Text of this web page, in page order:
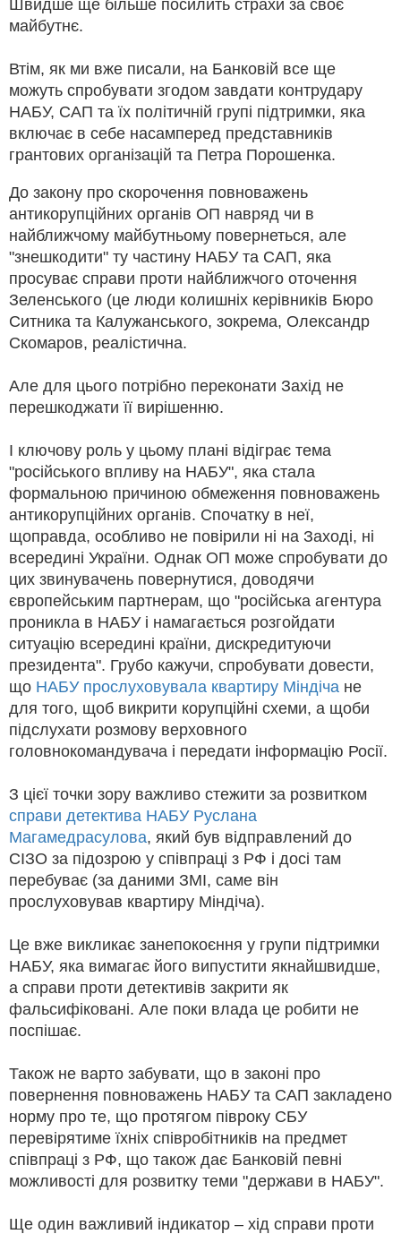
Швидше ще більше посилить страхи за своє
майбутнє.
Втім, як ми вже писали, на Банковій все ще
можуть спробувати згодом завдати контрудару
НАБУ, САП та їх політичній групі підтримки, яка
включає в себе насамперед представників
грантових організацій та Петра Порошенка.
До закону про скорочення повноважень
антикорупційних органів ОП навряд чи в
найближчому майбутньому повернеться, але
"знешкодити" ту частину НАБУ та САП, яка
просуває справи проти найближчого оточення
Зеленського (це люди колишніх керівників Бюро
Ситника та Калужанського, зокрема, Олександр
Скомаров, реалістична.
Але для цього потрібно переконати Захід не
перешкоджати її вирішенню.
І ключову роль у цьому плані відіграє тема
"російського впливу на НАБУ", яка стала
формальною причиною обмеження повноважень
антикорупційних органів. Спочатку в неї,
щоправда, особливо не повірили ні на Заході, ні
всередині України. Однак ОП може спробувати до
цих звинувачень повернутися, доводячи
європейським партнерам, що "російська агентура
проникла в НАБУ і намагається розгойдати
ситуацію всередині країни, дискредитуючи
президента". Грубо кажучи, спробувати довести,
що НАБУ прослуховувала квартиру Міндіча не
для того, щоб викрити корупційні схеми, а щоби
підслухати розмову верховного
головнокомандувача і передати інформацію Росії.
З цієї точки зору важливо стежити за розвитком
справи детектива НАБУ Руслана
Магамедрасулова, який був відправлений до
СІЗО за підозрою у співпраці з РФ і досі там
перебуває (за даними ЗМІ, саме він
прослуховував квартиру Міндіча).
Це вже викликає занепокоєння у групи підтримки
НАБУ, яка вимагає його випустити якнайшвидше,
а справи проти детективів закрити як
фальсифіковані. Але поки влада це робити не
поспішає.
Також не варто забувати, що в законі про
повернення повноважень НАБУ та САП закладено
норму про те, що протягом півроку СБУ
перевірятиме їхніх співробітників на предмет
співпраці з РФ, що також дає Банковій певні
можливості для розвитку теми "держави в НАБУ".
Ще один важливий індикатор – хід справи проти